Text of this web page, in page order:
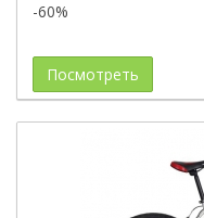
-60%
Посмотреть